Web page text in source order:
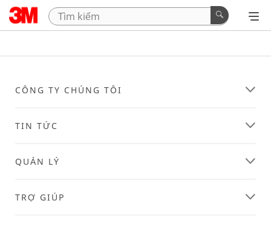
CÔNG TY CHÚNG TÔI
TIN TỨC
QUẢN LÝ
TRỢ GIÚP